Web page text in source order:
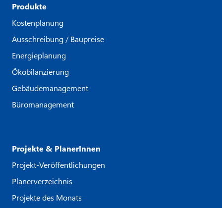
Produkte
Kostenplanung
Ausschreibung / Baupreise
Energieplanung
Ökobilanzierung
Gebäudemanagement
Büromanagement
Projekte & PlanerInnen
Projekt-Veröffentlichungen
Planerverzeichnis
Projekte des Monats